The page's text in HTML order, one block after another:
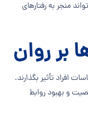
منجر به رفتارهای
بر روان
افراد تأثیر بگذارند.
و بهبود روابط